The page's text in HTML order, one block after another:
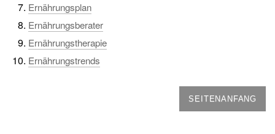
Ernährungsplan
Ernährungsberater
Ernährungstherapie
Ernährungstrends
SEITENANFANG